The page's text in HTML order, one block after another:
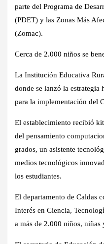
parte del Programa de
(PDET) y las Zonas Más
(Zomac).
Cerca de ​2.000 niños se
​La Institución Educativa
donde se lanzó la estrategia
para la implementación del
El establecimiento recibió
del pensamiento
grados, un asistente
medios tecnológicos
los estudiantes.
El departamento de Caldas
Interés en Ciencia,
a más de 2.000 niños, niñas